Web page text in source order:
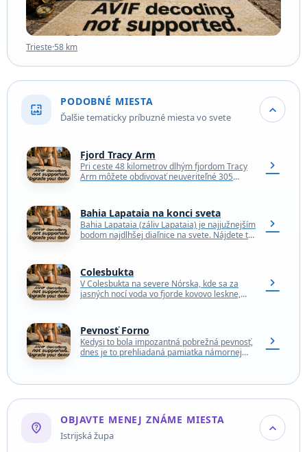
Trieste·58 km
wallpaper
PODOBNÉ MIESTA
Ďalšie tematicky príbuzné miesta vo svete expand_more
Fjord Tracy Arm
Pri ceste 48 kilometrov dlhým fjordom Tracy
Arm môžete obdivovať neuveriteľné 305
chevron_right
Bahia Lapataia na konci sveta
Bahia Lapataia (záliv Lapataia) je najjužnejším
bodom najdlhšej diaľnice na svete. Nájdete tu
chevron_right
Colesbukta
V Colesbukta na severe Nórska, kde sa za
jasných nocí voda vo fjorde kovovo leskne,
chevron_right
Pevnosť Forno
Kedysi to bola impozantná pobrežná pevnosť,
dnes je to prehliadaná pamiatka námornej
chevron_right
not_listed_location
OBJAVTE MENEJ ZNÁME MIESTA
Istrijská župa expand_more